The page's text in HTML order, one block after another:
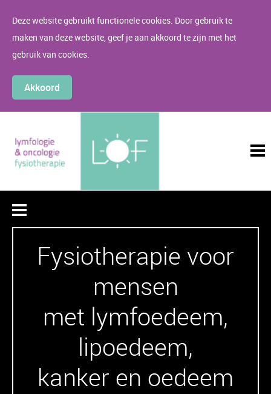
Deze website gebruikt functionele cookies. Door gebruik te
maken van deze website, geef je aan akkoord te zijn met het
gebruik van cookies.
Akkoord
Fysiotherapie voor
mensen
met lymfoedeem,
lipoedeem,
kanker en oedeem